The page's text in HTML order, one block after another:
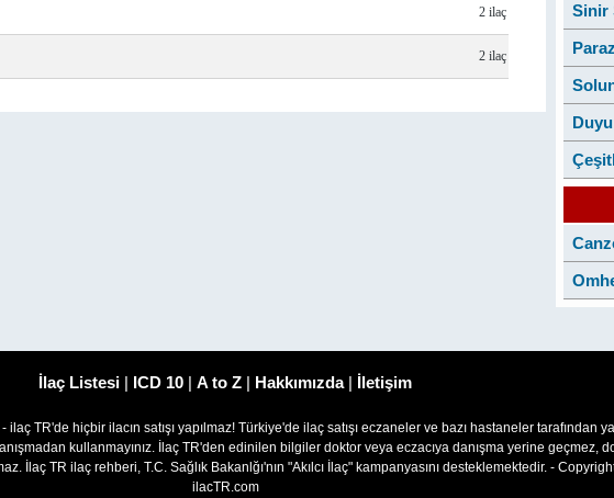
2 ilaç
2 ilaç
Sinir
İlaç Listesi | ICD 10 | A to Z | Hakkımızda| İletişim
ilaç TR'de hiçbir ilacın satışı yapılmaz! Türkiye'de ilaç satışı eczaneler ve bazı hastaneler tarafından
kullanmayınız. İlaç TR'den edinilen bilgiler doktor veya eczacıya danışma yerine geçmez,
İlaç TR ilaç rehberi, T.C. Sağlık Bakanlğı'nın "Akılcı İlaç" kampanyasını desteklemektedir. -
ilacTR.com